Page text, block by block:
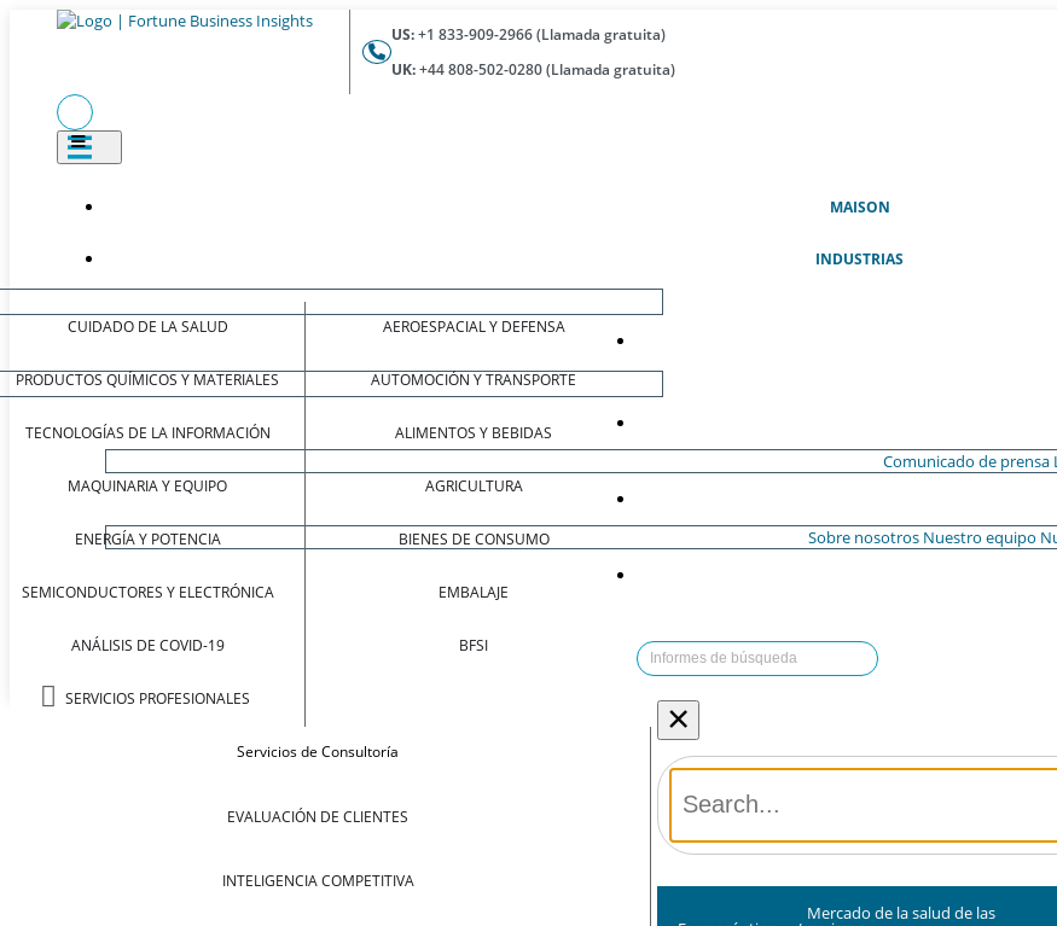
US:+1 833-909-2966 (Llamada gratuita)
UK:+44 808-502-0280 (Llamada gratuita)
MAISON(ACTUAL)
INDUSTRIAS
CUIDADO DE LA SALUD
PRODUCTOS QUÍMICOS Y MATERIALES
TECNOLOGÍAS DE LA INFORMACIÓN
MAQUINARIA Y EQUIPO
ENERGÍA Y POTENCIA
SEMICONDUCTORES Y ELECTRÓNICA
ANÁLISIS DE COVID-19
SERVICIOS PROFESIONALES
AEROESPACIAL Y DEFENSA
AUTOMOCIÓN Y TRANSPORTE
ALIMENTOS Y BEBIDAS
AGRICULTURA
BIENES DE CONSUMO
EMBALAJE
BFSI
Servicios de Consultoría
EVALUACIÓN DE CLIENTES
INTELIGENCIA COMPETITIVA
Comunicado de prensa
Sobre nosotros Nuestro equipo
×
Mercado de la salud de las